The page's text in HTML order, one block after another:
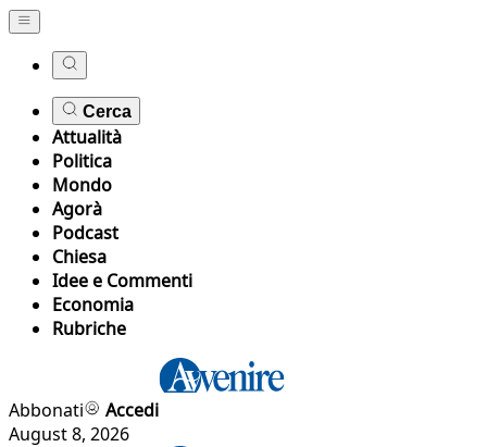
Cerca
Attualità
Politica
Mondo
Agorà
Podcast
Chiesa
Idee e Commenti
Economia
Rubriche
Abbonati
Accedi
August 8, 2026